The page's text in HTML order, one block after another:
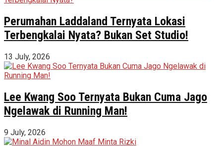
Perumahan Laddaland Ternyata Lokasi
Terbengkalai Nyata? Bukan Set Studio!
13 July, 2026
Lee Kwang Soo Ternyata Bukan Cuma Jago
Ngelawak di Running Man!
9 July, 2026